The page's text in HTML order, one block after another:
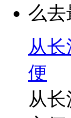
从
便
从